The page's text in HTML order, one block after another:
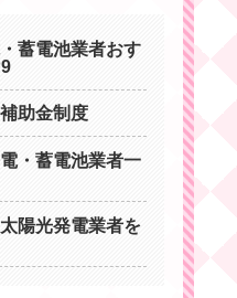
蓄電池業者おす
助金制度
・蓄電池業者一
陽光発電業者を